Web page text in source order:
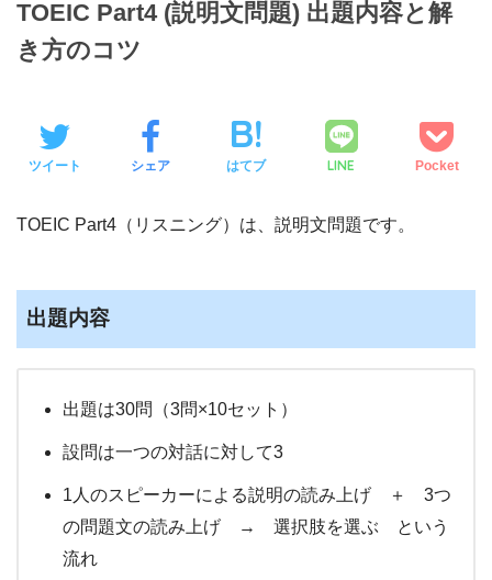
TOEIC Part4 (説明文問題) 出題内容と解
き方のコツ
ツイート シェア はてブ LINE Pocket
TOEIC Part4（リスニング）は、説明文問題です。
出題内容
出題は30問（3問×10セット）
設問は一つの対話に対して3
1人のスピーカーによる説明の読み上げ ＋ 3つ
の問題文の読み上げ → 選択肢を選ぶ という
流れ